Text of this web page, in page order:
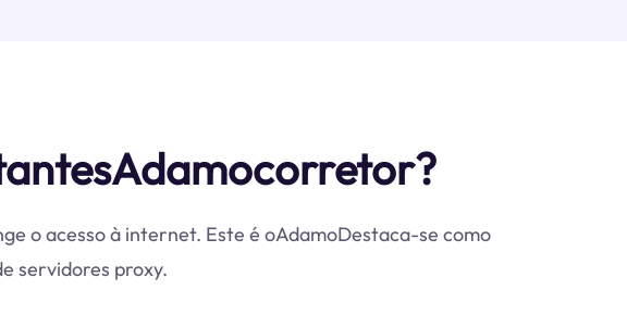
o acesso à internet. Este é oAdamoDestaca-se como
servidores proxy.